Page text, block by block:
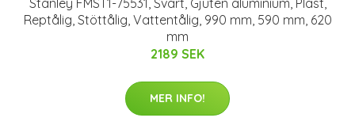
Reptålig, Stöttålig, Vattentålig, 990 mm, 590 mm, 620
mm
2189 SEK
MER INFO!